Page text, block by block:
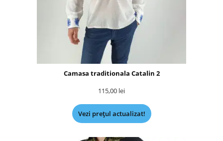
Camasa traditionala Catalin 2
115,00 lei
Vezi prețul actualizat!